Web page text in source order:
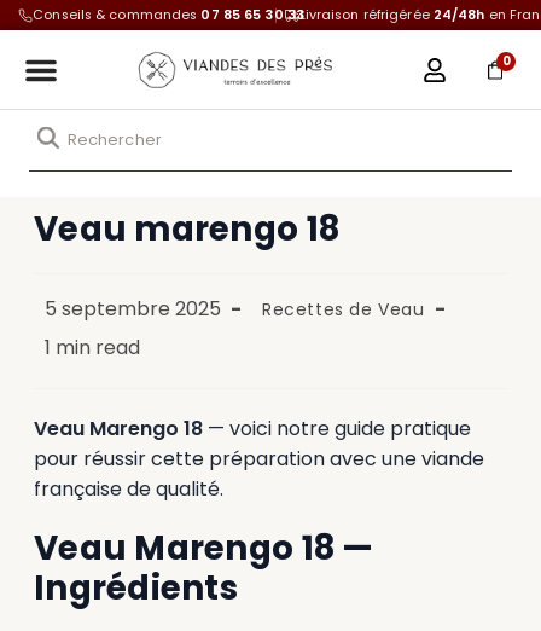
Conseils & commandes 07 85 65 30 33Livraison réfrigérée 24/48h en
0
Veau marengo 18
5 septembre 2025 Recettes de Veau
1 min read
Veau Marengo 18 — voici notre guide pratique
pour réussir cette préparation avec une viande
française de qualité.
Veau Marengo 18 —
Ingrédients